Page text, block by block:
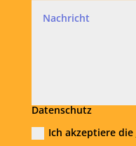
Datenschutz
Ich akzeptiere die